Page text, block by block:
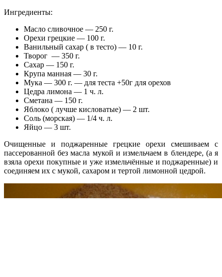
Ингредиенты:
Масло сливочное — 250 г.
Орехи грецкие — 100 г.
Ванильный сахар ( в тесто) — 10 г.
Твoрoг — 350 г.
Саxар — 150 г.
Крупа манная — 30 г.
Мукa — 300 г. — для теста +50г для орехов
Цедра лимона — 1 ч. л.
Сметана — 150 г.
Яблокo ( лучше кисловатые) — 2 шт.
Соль (морская) — 1/4 ч. л.
Яйцо — 3 шт.
Очищенные и поджаренные грецкие орехи смешиваем с
пассерованной без масла мукой и измельчаем в блендере, (а я
взяла орехи покупные и уже измельчённые и поджаренные) и
соединяем их с мукой, сахаром и тертой лимонной цедрой.